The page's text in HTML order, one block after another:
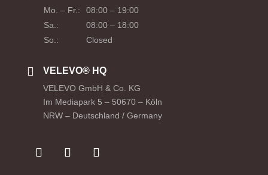
Mo. – Fr.:
08:00 – 19:00
Sa.:
08:00 – 18:00
So.:
Closed
 VELEVO® HQ
VELEVO GmbH & Co. KG
Im Mediapark 5 – 50670 – Köln
NRW – Deutschland / Germany